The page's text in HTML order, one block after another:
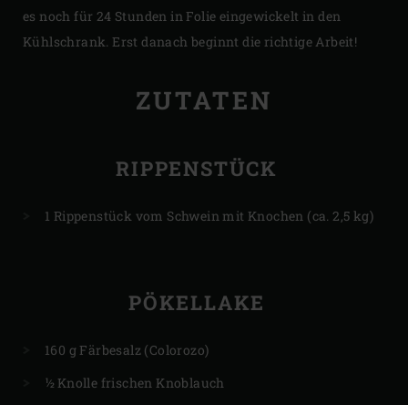
es noch für 24 Stunden in Folie eingewickelt in den
Kühlschrank. Erst danach beginnt die richtige Arbeit!
ZUTATEN
RIPPENSTÜCK
1 Rippenstück vom Schwein mit Knochen (ca. 2,5 kg)
PÖKELLAKE
160 g Färbesalz (Colorozo)
½ Knolle frischen Knoblauch